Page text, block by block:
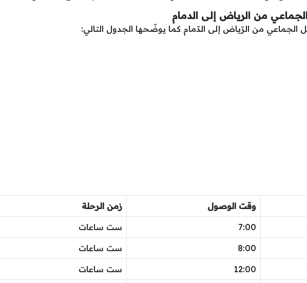
من الرياض إلى الدمام
الجماعي من الرّياض إلى الدّمام كما يوضّحها الجدول التالي:
وقت الوصول زمن الرحلة
7:00 ست ساعات
8:00 ست ساعات
12:00 ست ساعات